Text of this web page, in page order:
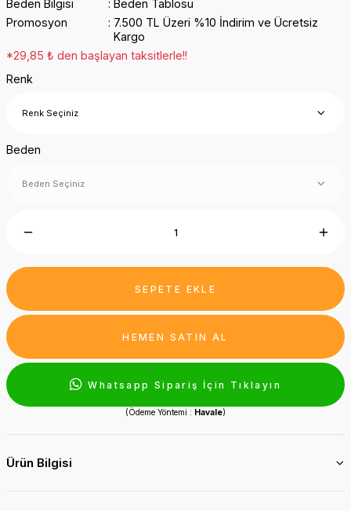
Beden Bilgisi
Beden Tablosu
Promosyon
7.500 TL Üzeri %10 İndirim ve Ücretsiz
Kargo
*29,85 ₺ den başlayan taksitlerle!!
Renk
Beden
SEPETE EKLE
HEMEN SATIN AL
Whatsapp Sipariş İçin Tıklayın
(Ödeme Yöntemi : Havale)
Ürün Bilgisi